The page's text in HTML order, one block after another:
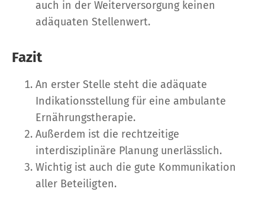
auch in der Weiterversorgung keinen
adäquaten Stellenwert.
Fazit
An erster Stelle steht die adäquate
Indikationsstellung für eine ambulante
Ernährungstherapie.
Außerdem ist die rechtzeitige
interdisziplinäre Planung unerlässlich.
Wichtig ist auch die gute Kommunikation
aller Beteiligten.